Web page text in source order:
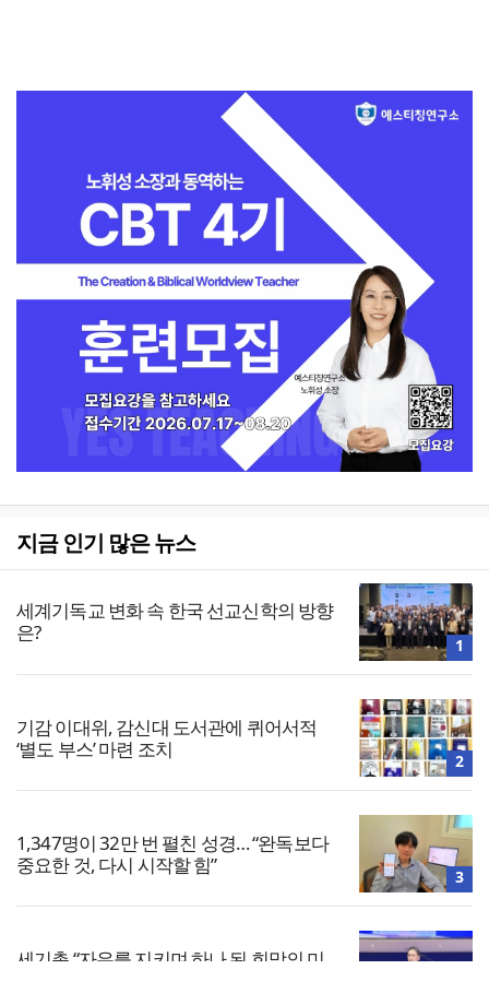
지금 인기 많은 뉴스
세계기독교 변화 속 한국 선교신학의 방향
은?
1
기감 이대위, 감신대 도서관에 퀴어서적
‘별도 부스’ 마련 조치
2
1,347명이 32만 번 펼친 성경… “완독보다
중요한 것, 다시 시작할 힘”
3
세기총 “자유를 지키며 하나 된 희망의 미